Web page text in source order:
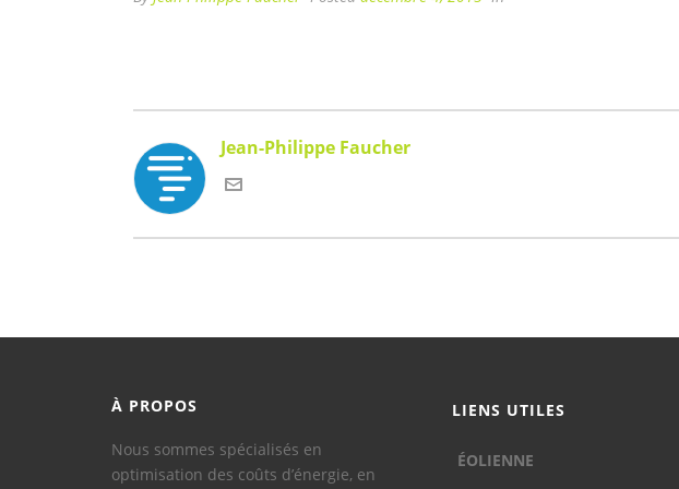
Jean-Philippe Faucher
À PROPOS
Nous sommes spécialisés en
optimisation des coûts d’énergie, en
LIENS UTILES
ÉOLIENNE